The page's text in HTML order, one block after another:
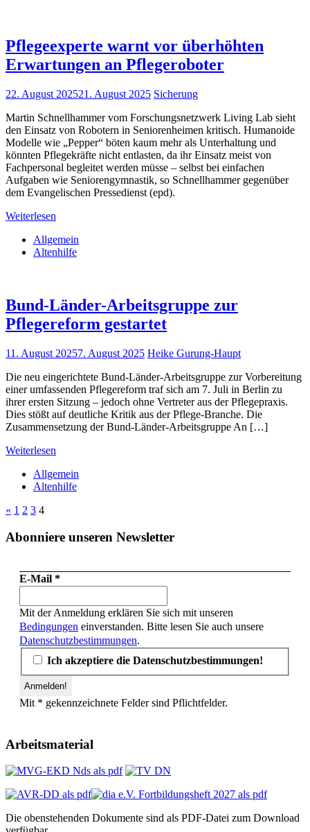
Pflegeexperte warnt vor überhöhten
Erwartungen an Pflegeroboter
22. August 202521. August 2025 Sicherung
Martin Schnellhammer vom Forschungsnetzwerk Living Lab sieht
den Einsatz von Robotern in Seniorenheimen kritisch. Humanoide
Modelle wie „Pepper“ böten kaum mehr als Unterhaltung und
könnten Pflegekräfte nicht entlasten, da ihr Einsatz meist von
Fachpersonal begleitet werden müsse – selbst bei einfachen
Aufgaben wie Seniorengymnastik, so Schnellhammer gegenüber
dem Evangelischen Pressedienst (epd).
Weiterlesen
Allgemein
Altenhilfe
Bund-Länder-Arbeitsgruppe zur
Pflegereform gestartet
11. August 20257. August 2025 Heike Gurung-Haupt
Die neu eingerichtete Bund-Länder-Arbeitsgruppe zur Vorbereitung
einer umfassenden Pflegereform traf sich am 7. Juli in Berlin zu
ihrer ersten Sitzung – jedoch ohne Vertreter aus der Pflegepraxis.
Dies stößt auf deutliche Kritik aus der Pflege-Branche. Die
Zusammensetzung der Bund-Länder-Arbeitsgruppe An […]
Weiterlesen
Allgemein
Altenhilfe
Seitennummerierung
der
« Vorherige
1 2 3 4
Abonniere unseren Newsletter
E-Mail *
Mit der Anmeldung erklären Sie sich mit unseren
Bedingungen einverstanden. Bitte lesen Sie auch unsere
Datenschutzbestimmungen.
Ich akzeptiere die Datenschutzbestimmungen!
Mit * gekennzeichnete Felder sind Pflichtfelder.
Arbeitsmaterial
Die obenstehenden Dokumente sind als PDF-Datei zum Download